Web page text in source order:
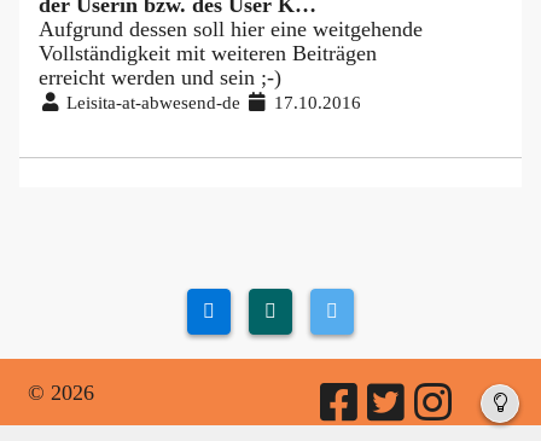
der Userin bzw. des User K…
Aufgrund dessen soll hier eine weitgehende
Vollständigkeit mit weiteren Beiträgen
erreicht werden und sein ;-)
Leisita-at-abwesend-de 17.10.2016
© 2026